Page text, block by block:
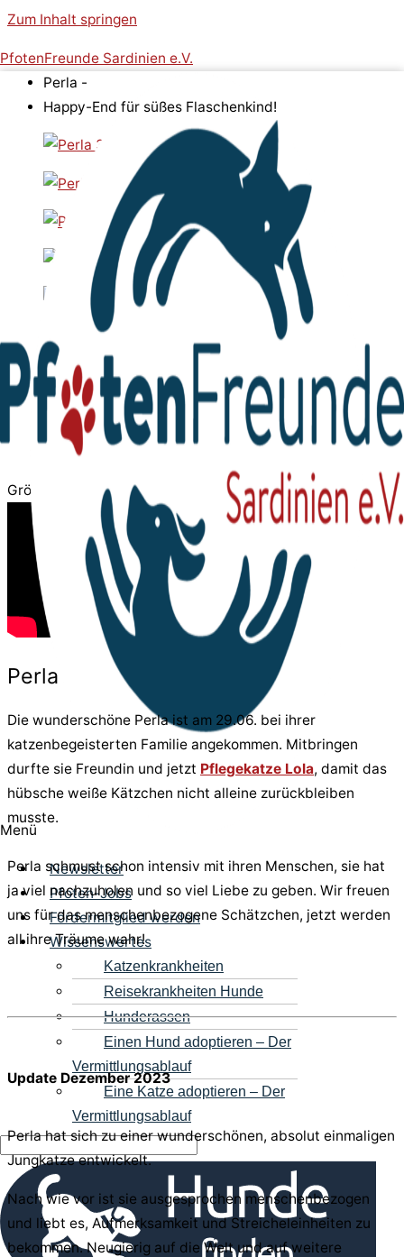
Zum Inhalt springen
PfotenFreunde Sardinien e.V.
Menü
Newsletter
Pfoten-Jobs
Fördermitglied werden
Wissenswertes
Katzenkrankheiten
Reisekrankheiten Hunde
Hunderassen
Einen Hund adoptieren – Der
Vermittlungsablauf
Eine Katze adoptieren – Der
Vermittlungsablauf
Perla -
Happy-End für süßes Flaschenkind!
Größe des Videobereichs anpassen
Perla
Die wunderschöne Perla ist am 29.06. bei ihrer
katzenbegeisterten Familie angekommen. Mitbringen
durfte sie Freundin und jetzt Pflegekatze Lola, damit das
hübsche weiße Kätzchen nicht alleine zurückbleiben
musste.
Perla schmust schon intensiv mit ihren Menschen, sie hat
ja viel nachzuholen und so viel Liebe zu geben. Wir freuen
uns für das menschenbezogene Schätzchen, jetzt werden
all ihre Träume wahr!
Update Dezember 2023
Perla hat sich zu einer wunderschönen, absolut einmaligen
Jungkatze entwickelt.
Nach wie vor ist sie ausgesprochen menschenbezogen
und liebt es, Aufmerksamkeit und Streicheleinheiten zu
bekommen. Neugierig auf die Welt und auf weitere